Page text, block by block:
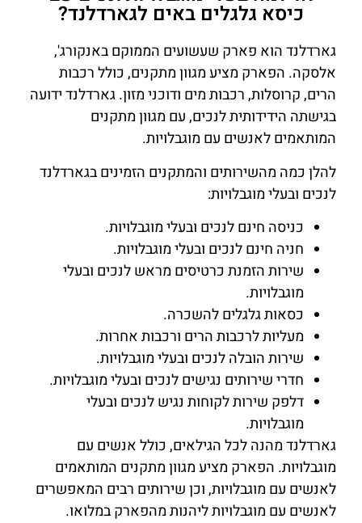
כיסא גלגלים באים לגארדלנד?
גארדלנד הוא פארק שעשועים הממוקם באנקורג',
אלסקה. הפארק מציע מגוון מתקנים, כולל רכבות
הרים, קרוסלות, רכבות מים ודוכני מזון. גארדלנד ידועה
בגישתה הידידותית לנכים, עם מגוון מתקנים
המותאמים לאנשים עם מוגבלויות.
להלן כמה מהשירותים והמתקנים הזמינים בגארדלנד
לנכים ובעלי מוגבלויות:
כניסה חינם לנכים ובעלי מוגבלויות.
חניה חינם לנכים ובעלי מוגבלויות.
שירות הזמנת כרטיסים מראש לנכים ובעלי
מוגבלויות.
כסאות גלגלים להשכרה.
מעליות לרכבות הרים ורכבות אחרות.
שירות הובלה לנכים ובעלי מוגבלויות.
חדרי שירותים נגישים לנכים ובעלי מוגבלויות.
דלפק שירות לקוחות נגיש לנכים ובעלי
מוגבלויות.
גארדלנד מהנה לכל הגילאים, כולל אנשים עם
מוגבלויות. הפארק מציע מגוון מתקנים המותאמים
לאנשים עם מוגבלויות, וכן שירותים רבים המאפשרים
לאנשים עם מוגבלויות ליהנות מהפארק במלואו.